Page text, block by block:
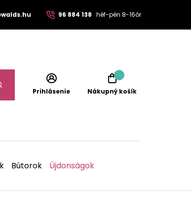
96 884 138 héf-pén 8-16ór
Prihlásenie Nákupný košík
Bútorok Újdonságok